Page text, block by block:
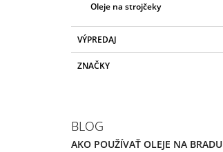
Oleje na strojčeky
VÝPREDAJ
ZNAČKY
BLOG
AKO POUŽÍVAŤ OLEJE NA BRADU